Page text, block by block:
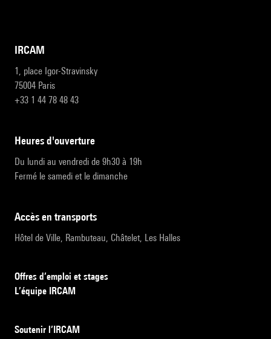
IRCAM
1, place Igor-Stravinsky
75004 Paris
+33 1 44 78 48 43
heures d'ouverture
Du lundi au vendredi de 9h30 à 19h
Fermé le samedi et le dimanche
accès en transports
Hôtel de Ville, Rambuteau, Châtelet, Les Halles
Offres d’emploi et stages
L’équipe IRCAM
Soutenir l’IRCAM